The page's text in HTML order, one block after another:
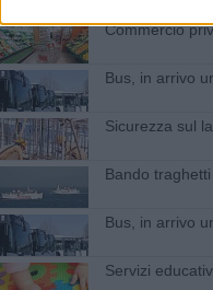
Commercio
Bus, in arrivo
Sicurezza sul
Bando
Bus, in arrivo
Servizi